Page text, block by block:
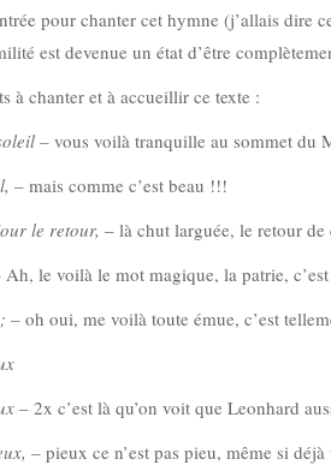
pour chanter cet hymne (j’allais
est devenue un état d’être
à chanter et à accueillir ce texte :
– vous voilà tranquille au sommet du
– mais comme c’est beau !!!
le retour, – là chut larguée, le retour
Ah, le voilà le mot magique, la patrie,
– oh oui, me voilà toute émue, c’est
– 2x c’est là qu’on voit que Leonhard
– pieux ce n’est pas pieu, même si